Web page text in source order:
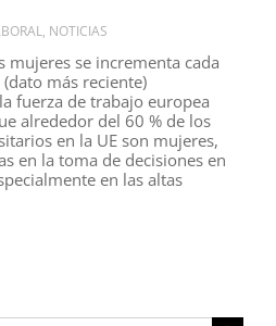
, NOTICIAS
mujeres se incrementa cada
más reciente)
fuerza de trabajo europea
alrededor del 60 % de los
en la UE son mujeres,
en la toma de decisiones en
en las altas